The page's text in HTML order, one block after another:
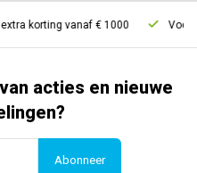
korting vanaf € 1000 Voor
acties en nieuwe
Abonneer